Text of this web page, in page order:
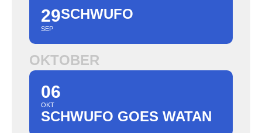
29
SEP
SCHWUFO
OKTOBER
06
OKT
SCHWUFO GOES WATAN